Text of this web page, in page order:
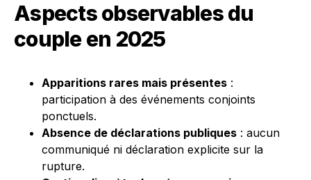
Aspects observables du
couple en 2025
Apparitions rares mais présentes :
participation à des événements conjoints
ponctuels.
Absence de déclarations publiques : aucun
communiqué ni déclaration explicite sur la
rupture.